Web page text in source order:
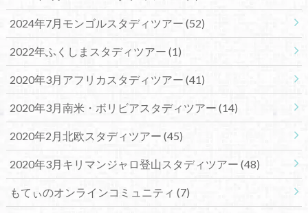
2024年7月モンゴルスタディツアー (52)
2022年ふくしまスタディツアー (1)
2020年3月アフリカスタディツアー (41)
2020年3月南米・ボリビアスタディツアー (14)
2020年2月北欧スタディツアー (45)
2020年3月キリマンジャロ登山スタディツアー (48)
もてぃのオンラインコミュニティ (7)